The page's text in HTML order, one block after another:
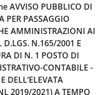
AVVISO PUBBLICO DI
PER PASSAGGIO
AMMINISTRAZIONI AI
D.LGS. N.165/2001 E
DI N. 1 POSTO DI
CONTABILE -
DELL’ELEVATA
2019/2021) A TEMPO